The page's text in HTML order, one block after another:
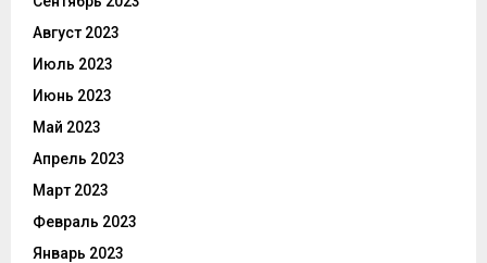
Август 2023
Июль 2023
Июнь 2023
Май 2023
Апрель 2023
Март 2023
Февраль 2023
Январь 2023